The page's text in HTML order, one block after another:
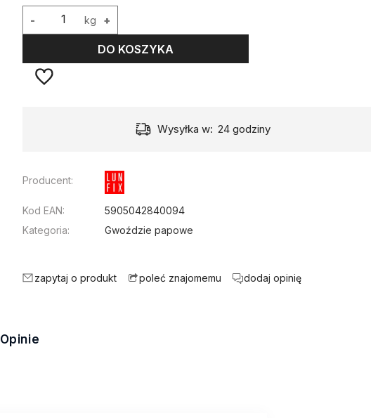
kg +
-
DO KOSZYKA
Wysyłka w: 24 godziny
Producent:
Kod EAN:
5905042840094
Kategoria:
Gwoździe papowe
zapytaj o produkt poleć znajomemu dodaj opinię
Opinie